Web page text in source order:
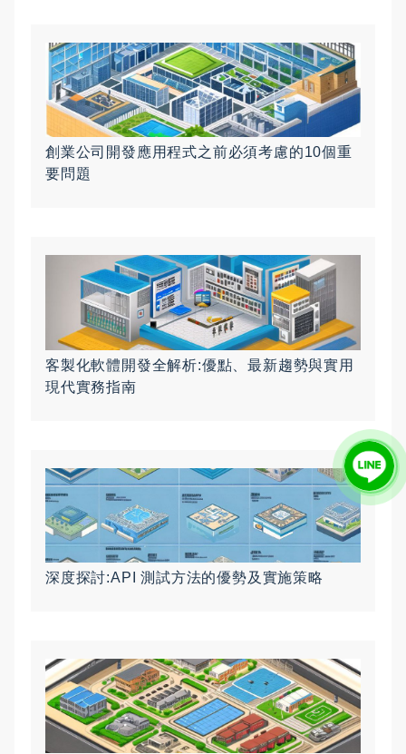
創業公司開發應用程式之前必須考慮的10個重
要問題
客製化軟體開發全解析:優點、最新趨勢與實用
現代實務指南
深度探討:API 測試方法的優勢及實施策略